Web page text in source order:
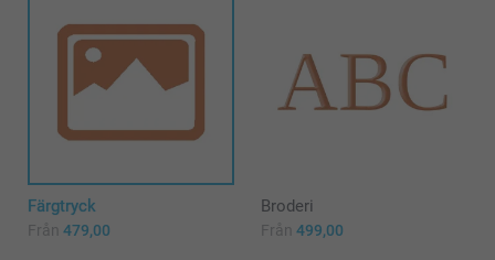
Färgtryck
Från 479,00
Broderi
Från 499,00